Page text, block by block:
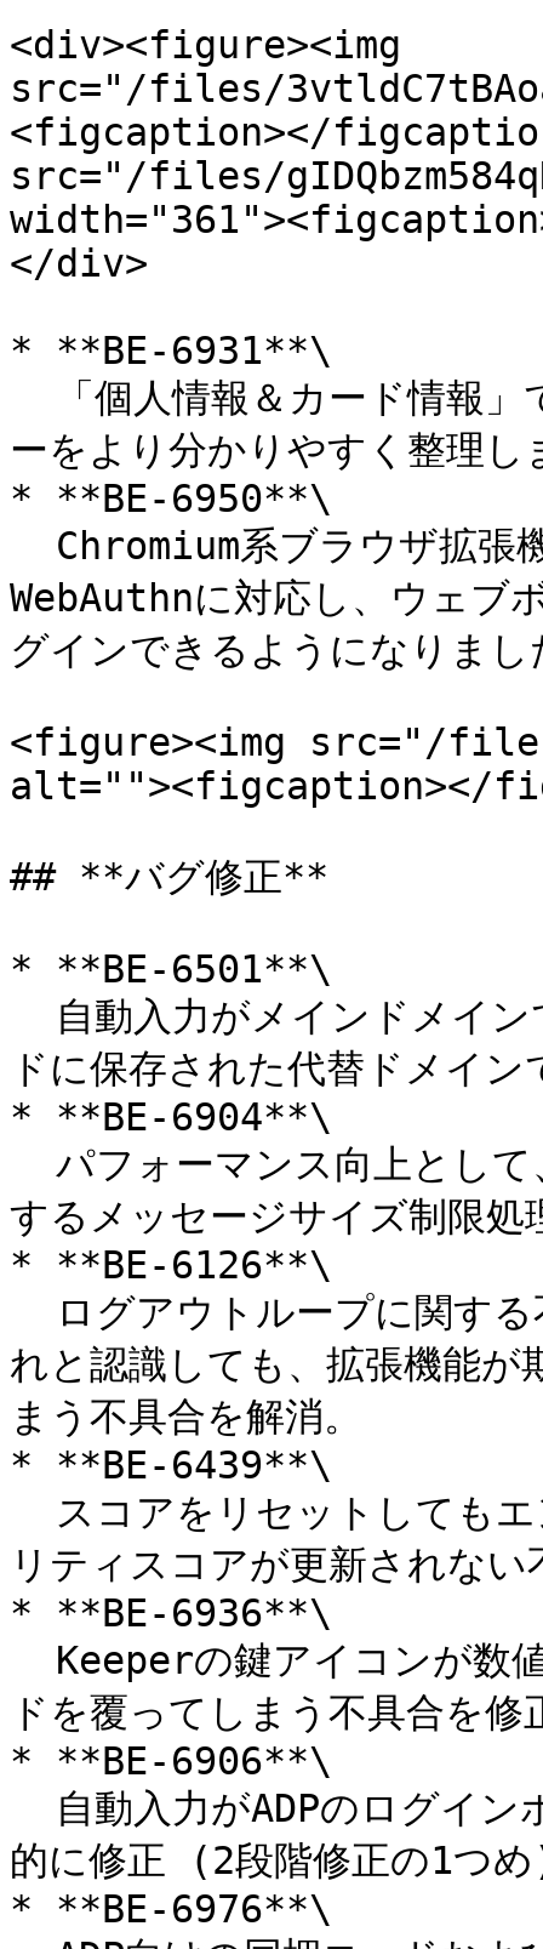
<div><figure><img
src="/files/
<figcaption></
src="/files/
</div>
* **BE-6931**\
ーをより分かりやすく整理し
* **BE-6950**\
WebAuthnに対応し、ウェブ
グインできるようになりまし
<figure><img src="/files/
alt=""><figcaption></
## **バグ修正**
* **BE-6501**\
ドに保存された代替ドメイ
* **BE-6904**\
するメッセージサイズ制限処
* **BE-6126**\
れと認識しても、拡張機能
まう不具合を解消。
* **BE-6439**\
リティスコアが更新されない
* **BE-6936**\
ドを覆ってしまう不具合を修
* **BE-6906**\
的に修正 (2段階修正の1つ
* **BE-6976**\